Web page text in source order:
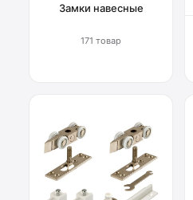
Замки навесные
171 товар